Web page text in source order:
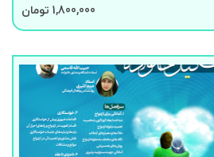
1,800,000 تومان